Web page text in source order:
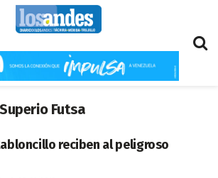
Futsa
reciben al peligroso